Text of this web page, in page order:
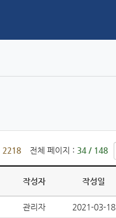
2218 전체 페이지 : 34 / 148
작성자 작성일
관리자 2021-03-18